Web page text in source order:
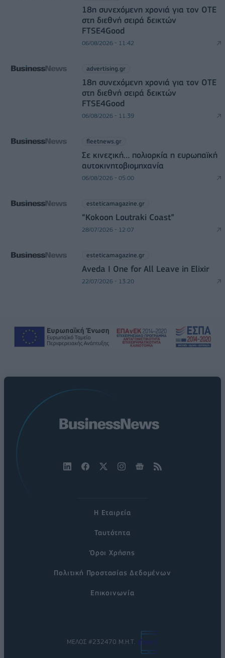
18η συνεχόμενη χρονιά για τον ΟΤΕ
στη διεθνή σειρά δεικτών
FTSE4Good
06/08/2026 - 11:42
advertising.gr
18η συνεχόμενη χρονιά για τον ΟΤΕ
στη διεθνή σειρά δεικτών
FTSE4Good
06/08/2026 - 11:39
fleetnews.gr
Σε κινεζική… πολιορκία η ευρωπαϊκή
αυτοκινητοβιομηχανία
06/08/2026 - 05:00
esteticamagazine.gr
“Kokoon Loutraki Coast”
28/07/2026 - 12:07
esteticamagazine.gr
Aveda I One for All Leave in Elixir
22/07/2026 - 13:20
Η Εταιρεία
Ταυτότητα
Όροι Χρήσης
Πολιτική Προστασίας Δεδομένων
Επικοινωνία
ΜΕΛΟΣ #232470 Μ.Η.Τ.